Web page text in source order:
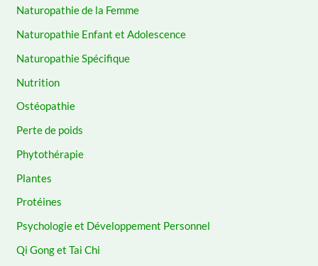
Naturopathie de la Femme
Naturopathie Enfant et Adolescence
Naturopathie Spécifique
Nutrition
Ostéopathie
Perte de poids
Phytothérapie
Plantes
Protéines
Psychologie et Développement Personnel
Qi Gong et Tai Chi